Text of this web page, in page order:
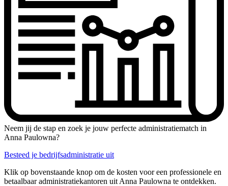
Neem jij de stap en zoek je jouw perfecte administratiematch in
Anna Paulowna?
Besteed je bedrijfsadministratie uit
Klik op bovenstaande knop om de kosten voor een professionele en
betaalbaar administratiekantoren uit Anna Paulowna te ontdekken.